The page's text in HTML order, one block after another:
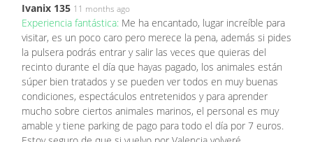
Ivanix 135 11 months ago
Experiencia fantástica: Me ha encantado, lugar increíble para
visitar, es un poco caro pero merece la pena, además si pides
la pulsera podrás entrar y salir las veces que quieras del
recinto durante el día que hayas pagado, los animales están
súper bien tratados y se pueden ver todos en muy buenas
condiciones, espectáculos entretenidos y para aprender
mucho sobre ciertos animales marinos, el personal es muy
amable y tiene parking de pago para todo el día por 7 euros.